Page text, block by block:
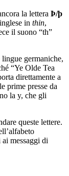
la lettera Þ/þ
in thin,
il suono “th”
germaniche,
“Ye Olde Tea
direttamente a
prime presse da
la y, che gli
queste lettere.
messaggi di